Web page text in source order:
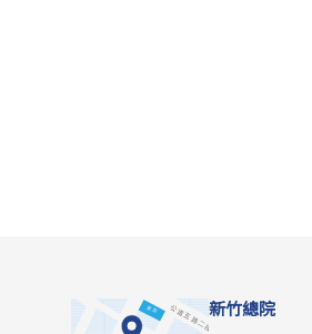
新竹總院